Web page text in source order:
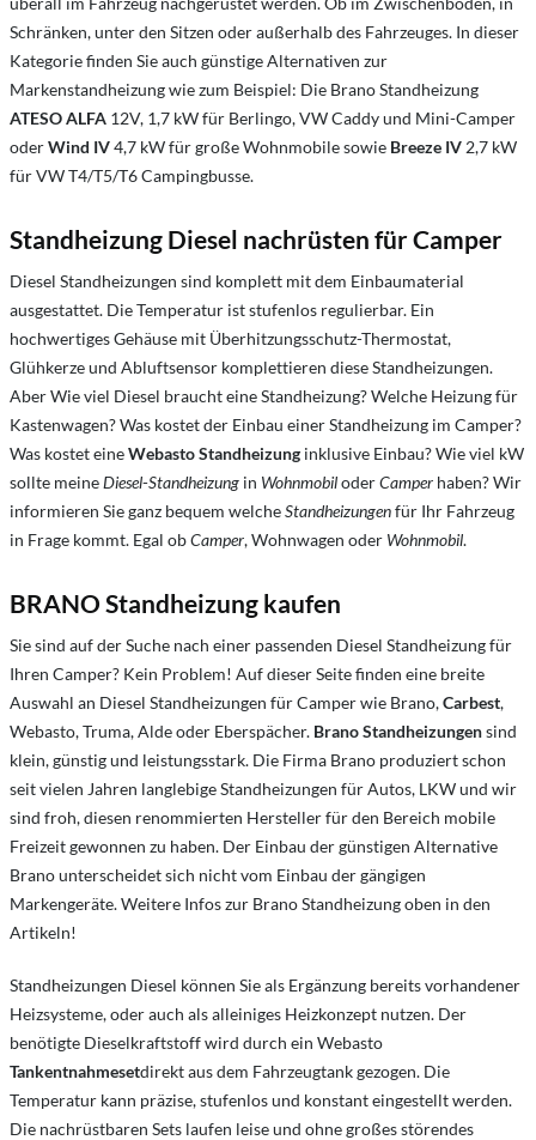
Schränken, unter den Sitzen oder außerhalb des Fahrzeuges. In dieser
Kategorie finden Sie auch günstige Alternativen zur
Markenstandheizung wie zum Beispiel: Die Brano Standheizung
ATESO ALFA 12V, 1,7 kW für Berlingo, VW Caddy und Mini-Camper
oderWind IV4,7 kW für große Wohnmobile sowie Breeze IV 2,7 kW
für VW T4/T5/T6 Campingbusse.
Standheizung Diesel nachrüsten für Camper
Diesel Standheizungen sind komplett mit dem Einbaumaterial
ausgestattet. Die Temperatur ist stufenlos regulierbar. Ein
hochwertiges Gehäuse mit Überhitzungsschutz-Thermostat,
Glühkerze und Abluftsensor komplettieren diese Standheizungen.
Aber Wie viel Diesel braucht eine Standheizung? Welche Heizung für
Kastenwagen? Was kostet der Einbau einer Standheizung im Camper?
Was kostet eineWebasto Standheizung inklusive Einbau? Wie viel kW
sollte meineDiesel-​Standheizung in WohnmobiloderCamper haben?Wir
informieren Sie ganz bequem welcheStandheizungenfür Ihr Fahrzeug
in Frage kommt. Egal obCamper, Wohnwagen oder Wohnmobil.
BRANO Standheizung kaufen
Sie sind auf der Suche nach einer passenden Diesel Standheizung für
Ihren Camper? Kein Problem! Auf dieser Seite finden eine breite
Auswahl an Diesel Standheizungen für Camper wie Brano,Carbest,
Webasto, Truma, Alde oder Eberspächer. Brano Standheizungensind
klein, günstig und leistungsstark. Die Firma Brano produziert schon
seit vielen Jahren langlebige Standheizungen für Autos, LKW und wir
sind froh, diesen renommierten Hersteller für den Bereich mobile
Freizeit gewonnen zu haben. Der Einbau der günstigen Alternative
Brano unterscheidet sich nicht vom Einbau der gängigen
Markengeräte. Weitere Infos zur Brano Standheizung oben in den
Artikeln!
Standheizungen Diesel können Sie als Ergänzung bereits vorhandener
Heizsysteme, oder auch als alleiniges Heizkonzept nutzen. Der
benötigte Dieselkraftstoff wird durch ein Webasto
Tankentnahmesetdirekt aus dem Fahrzeugtank gezogen. Die
Temperatur kann präzise, stufenlos und konstant eingestellt werden.
Die nachrüstbaren Sets laufen leise und ohne großes störendes